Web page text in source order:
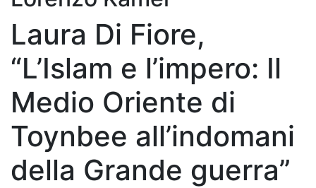
Laura Di Fiore,
“L’Islam e l’impero: Il
Medio Oriente di
Toynbee all’indomani
della Grande guerra”